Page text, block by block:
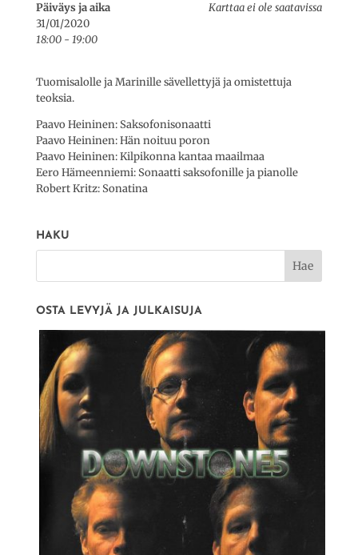
Karttaa ei ole saatavissa
Päiväys ja aika
31/01/2020
18:00 - 19:00
Tuomisalolle ja Marinille sävellettyjä ja omistettuja
teoksia.
Paavo Heininen: Saksofonisonaatti
Paavo Heininen: Hän noituu poron
Paavo Heininen: Kilpikonna kantaa maailmaa
Eero Hämeenniemi: Sonaatti saksofonille ja pianolle
Robert Kritz: Sonatina
HAKU
OSTA LEVYJÄ JA JULKAISUJA